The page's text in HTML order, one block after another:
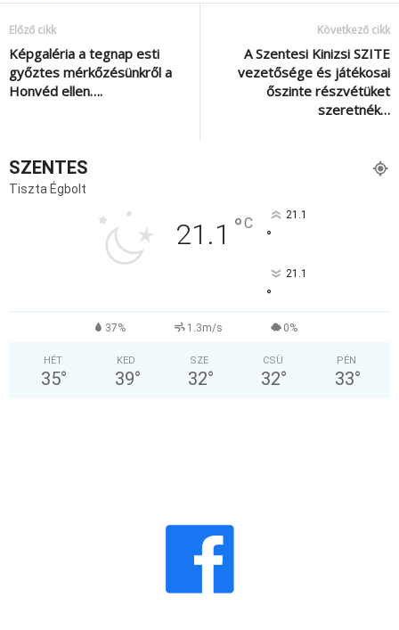
Előző cikk
Képgaléria a tegnap esti
győztes mérkőzésünkről a
Honvéd ellen….
Következő cikk
A Szentesi Kinizsi SZITE
vezetősége és játékosai
őszinte részvétüket
szeretnék…
SZENTES
Tiszta Égbolt
21.1 °C 21.1
°
21.1
°
37% 1.3m/s 0%
HÉT
35°
KED
39°
SZE
32°
CSÜ
32°
PÉN
33°